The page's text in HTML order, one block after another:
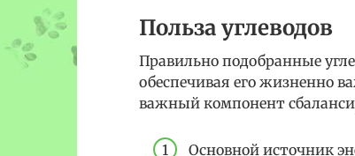
Польза углеводов
Правильно подобранные
обеспечивая его жизненно
важный компонент
Основной источник